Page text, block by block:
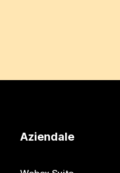
Aziendale